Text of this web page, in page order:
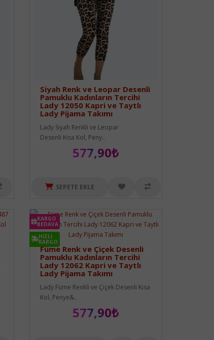
Siyah Renk ve Leopar Desenli
Pamuklu Kadınların Tercihi
Lady 12050 Kapri ve Taytlı
Lady Pijama Takımı
Lady Siyah Renkli ve Leopar
Desenli Kısa Kol, Peny..
577,90₺
SEPETE EKLE
KARGO
BEDAVA
HIZLI
KARGO
Füme Renk ve Çiçek Desenli
Pamuklu Kadınların Tercihi
Lady 12062 Kapri ve Taytlı
Lady Pijama Takımı
Lady Füme Renkli ve Çiçek Desenli Kısa
Kol, Penye&..
577,90₺